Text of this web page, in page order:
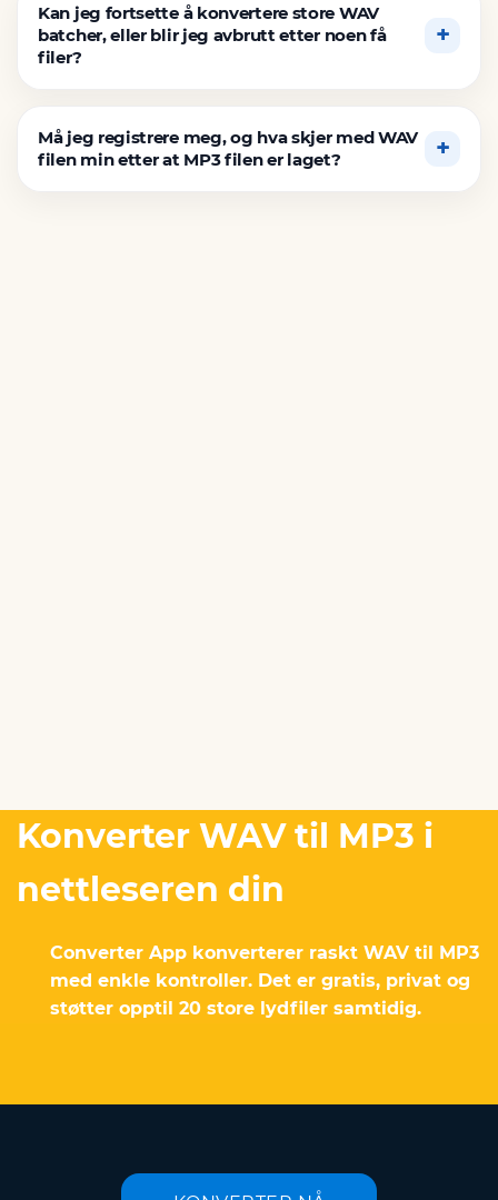
Kan jeg fortsette å konvertere store WAV
batcher, eller blir jeg avbrutt etter noen få
filer?
Må jeg registrere meg, og hva skjer med WAV
filen min etter at MP3 filen er laget?
Konverter WAV til MP3 i
nettleseren din
Converter App konverterer raskt WAV til MP3
med enkle kontroller. Det er gratis, privat og
støtter opptil 20 store lydfiler samtidig.